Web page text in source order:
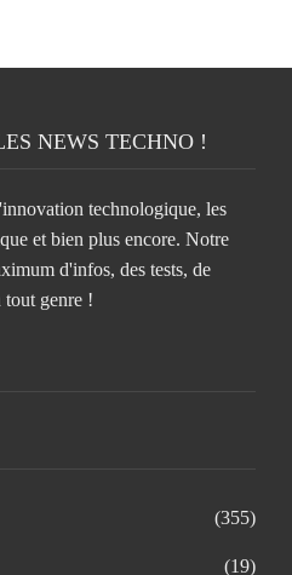
NEWS TECHNO !
technologique, les
et bien plus encore. Notre
d'infos, des tests, de
tout genre !
(355)
(19)